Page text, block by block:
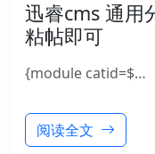
迅睿cms 通用
粘帖即可
{module catid=$…
阅读全文